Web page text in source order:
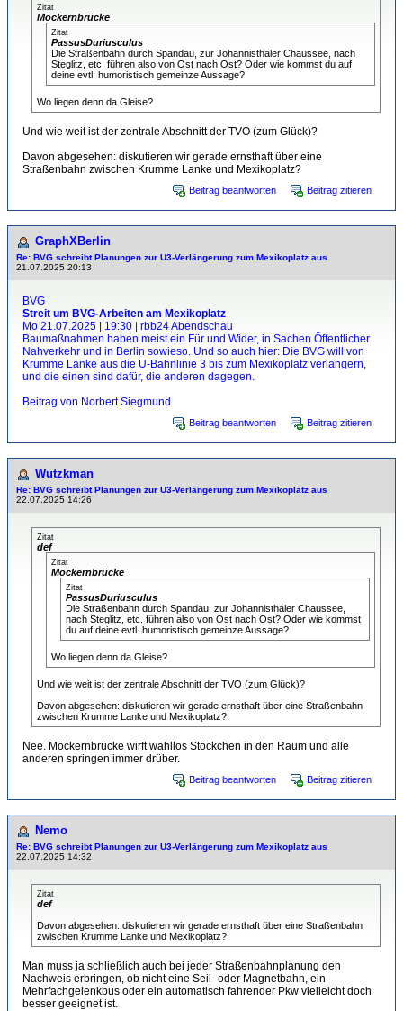
Zitat
Möckernbrücke
Zitat
PassusDuriusculus
Die Straßenbahn durch Spandau, zur Johannisthaler Chaussee, nach
Steglitz, etc. führen also von Ost nach Ost? Oder wie kommst du auf
deine evtl. humoristisch gemeinze Aussage?
Wo liegen denn da Gleise?
Und wie weit ist der zentrale Abschnitt der TVO (zum Glück)?
Davon abgesehen: diskutieren wir gerade ernsthaft über eine
Straßenbahn zwischen Krumme Lanke und Mexikoplatz?
Beitrag beantworten Beitrag zitieren
GraphXBerlin
Re: BVG schreibt Planungen zur U3-Verlängerung zum Mexikoplatz aus
21.07.2025 20:13
BVG
Streit um BVG-Arbeiten am Mexikoplatz
Mo 21.07.2025 | 19:30 | rbb24 Abendschau
Baumaßnahmen haben meist ein Für und Wider, in Sachen Öffentlicher
Nahverkehr und in Berlin sowieso. Und so auch hier: Die BVG will von
Krumme Lanke aus die U-Bahnlinie 3 bis zum Mexikoplatz verlängern,
und die einen sind dafür, die anderen dagegen.
Beitrag von Norbert Siegmund
Beitrag beantworten Beitrag zitieren
Wutzkman
Re: BVG schreibt Planungen zur U3-Verlängerung zum Mexikoplatz aus
22.07.2025 14:26
Zitat
def
Zitat
Möckernbrücke
Zitat
PassusDuriusculus
Die Straßenbahn durch Spandau, zur Johannisthaler Chaussee,
nach Steglitz, etc. führen also von Ost nach Ost? Oder wie kommst
du auf deine evtl. humoristisch gemeinze Aussage?
Wo liegen denn da Gleise?
Und wie weit ist der zentrale Abschnitt der TVO (zum Glück)?
Davon abgesehen: diskutieren wir gerade ernsthaft über eine Straßenbahn
zwischen Krumme Lanke und Mexikoplatz?
Nee. Möckernbrücke wirft wahllos Stöckchen in den Raum und alle
anderen springen immer drüber.
Beitrag beantworten Beitrag zitieren
Nemo
Re: BVG schreibt Planungen zur U3-Verlängerung zum Mexikoplatz aus
22.07.2025 14:32
Zitat
def
Davon abgesehen: diskutieren wir gerade ernsthaft über eine Straßenbahn
zwischen Krumme Lanke und Mexikoplatz?
Man muss ja schließlich auch bei jeder Straßenbahnplanung den
Nachweis erbringen, ob nicht eine Seil- oder Magnetbahn, ein
Mehrfachgelenkbus oder ein automatisch fahrender Pkw vielleicht doch
besser geeignet ist.